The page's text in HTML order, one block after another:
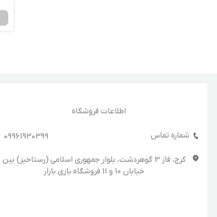
اطلاعات فروشگاه
شماره تماس 09961930399
کرج، فاز 3 گوهردشت، بلوار جمهوری اسلامی (رستاخیز) بین
خیابان 10 و 11 فروشگاه بازی بازار